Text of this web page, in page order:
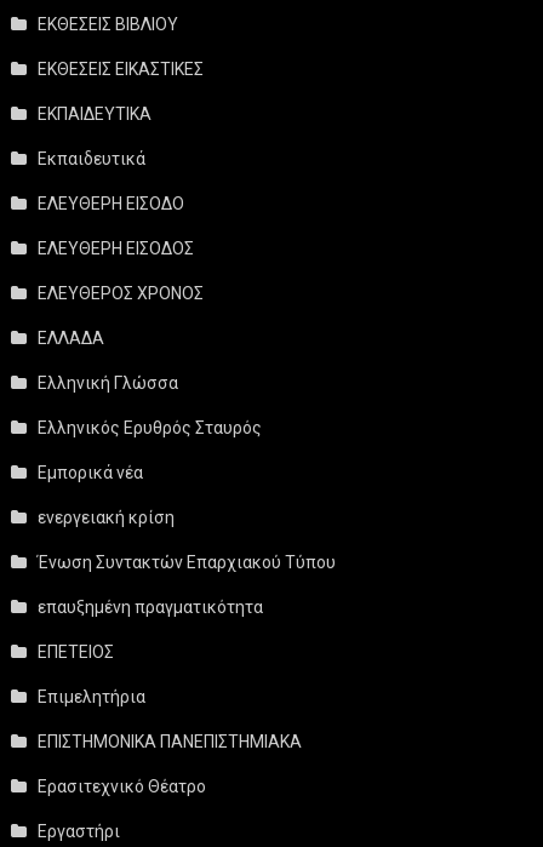
ΕΚΘΕΣΕΙΣ ΒΙΒΛΙΟΥ
ΕΚΘΕΣΕΙΣ ΕΙΚΑΣΤΙΚΕΣ
ΕΚΠΑΙΔΕΥΤΙΚΑ
Εκπαιδευτικά
ΕΛΕΥΘΕΡΗ ΕΙΣΟΔΟ
ΕΛΕΥΘΕΡΗ ΕΙΣΟΔΟΣ
ΕΛΕΥΘΕΡΟΣ ΧΡΟΝΟΣ
ΕΛΛΑΔΑ
Ελληνική Γλώσσα
Ελληνικός Ερυθρός Σταυρός
Εμπορικά νέα
ενεργειακή κρίση
Ένωση Συντακτών Επαρχιακού Τύπου
επαυξημένη πραγματικότητα
ΕΠΕΤΕΙΟΣ
Επιμελητήρια
ΕΠΙΣΤΗΜΟΝΙΚΑ ΠΑΝΕΠΙΣΤΗΜΙΑΚΑ
Ερασιτεχνικό Θέατρο
Εργαστήρι